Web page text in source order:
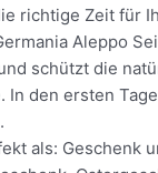
richtige Zeit für
Aleppo
schützt die
In den ersten
als: Geschenk